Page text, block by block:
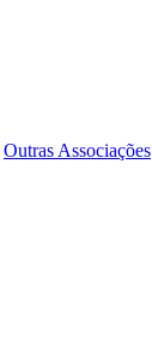
Outras Associações